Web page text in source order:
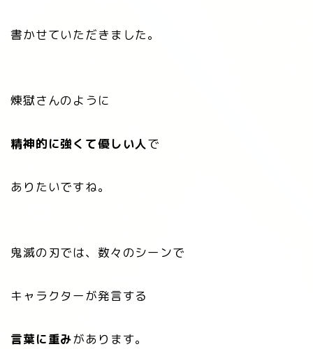
書かせていただきました。
煉󠄁獄さんのように
精神的に強くて優しい人で
ありたいですね。
鬼滅の刃では、数々のシーンで
キャラクターが発言する
言葉に重みがあります。